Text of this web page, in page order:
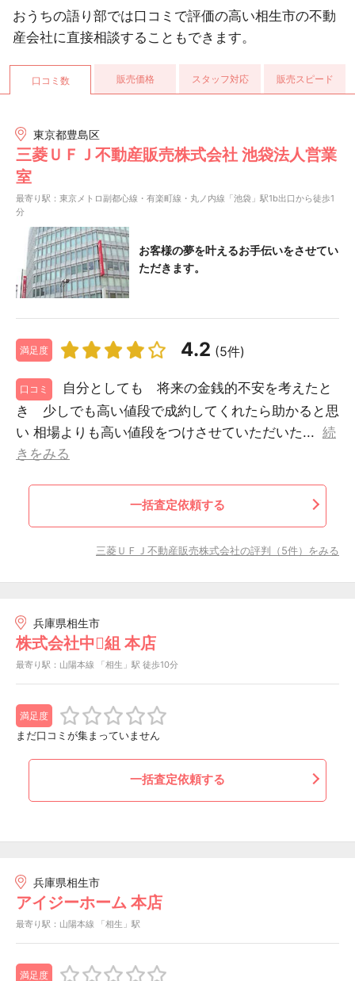
おうちの語り部では口コミで評価の高い相生市の不動
産会社に直接相談することもできます。
口コミ数 販売価格 スタッフ対応 販売スピード
東京都豊島区
三菱ＵＦＪ不動産販売株式会社 池袋法人営業
室
最寄り駅：東京メトロ副都心線・有楽町線・丸ノ内線「池袋」駅1b出口から徒歩1
分
お客様の夢を叶えるお手伝いをさせてい
ただきます。
満足度 4.2 (5件)
口コミ
自分としても 将来の金銭的不安を考えたと
き 少しでも高い値段で成約してくれたら助かると思
い 相場よりも高い値段をつけさせていただいた... 続
きをみる
一括査定依頼する
三菱ＵＦＪ不動産販売株式会社の評判（5件）をみる
兵庫県相生市
株式会社中組 本店
最寄り駅：山陽本線 「相生」駅 徒歩10分
満足度
まだ口コミが集まっていません
一括査定依頼する
兵庫県相生市
アイジーホーム 本店
最寄り駅：山陽本線 「相生」駅
満足度